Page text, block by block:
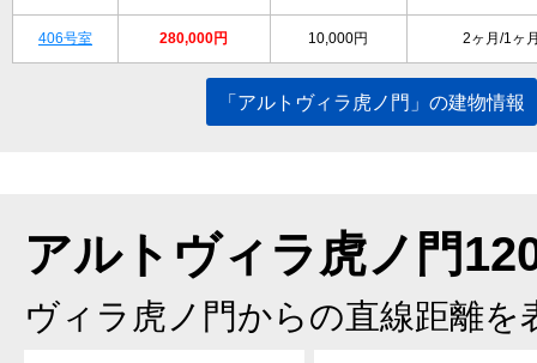
406号室 280,000円 10,000円 2ヶ月/1ヶ
「アルトヴィラ虎ノ門」の建物情報
アルトヴィラ虎ノ門
ヴィラ虎ノ門からの直線距離を